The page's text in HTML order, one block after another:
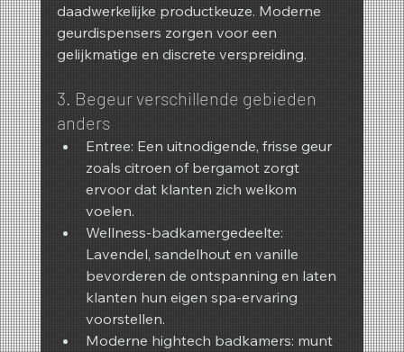
daadwerkelijke productkeuze. Moderne
geurdispensers zorgen voor een
gelijkmatige en discrete verspreiding.
3. Begeur verschillende gebieden
anders
Entree: Een uitnodigende, frisse geur
zoals citroen of bergamot zorgt
ervoor dat klanten zich welkom
voelen.
Wellness-badkamergedeelte:
Lavendel, sandelhout en vanille
bevorderen de ontspanning en laten
klanten hun eigen spa-ervaring
voorstellen.
Moderne hightech badkamers: munt